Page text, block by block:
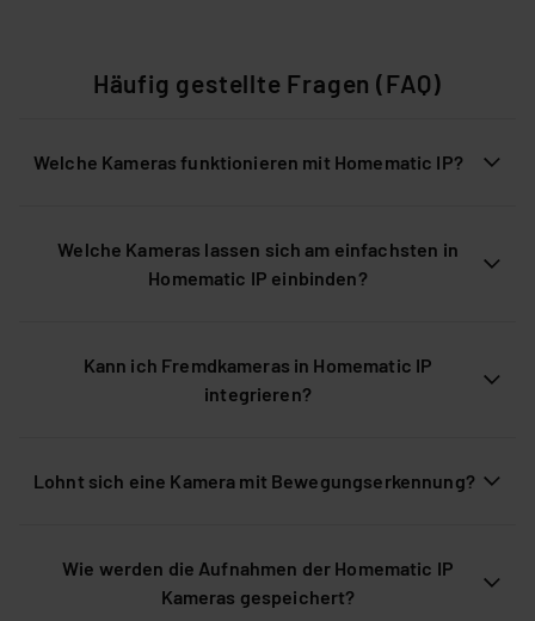
Häufig gestellte Fragen (FAQ)
Welche Kameras funktionieren mit Homematic IP?
Welche Kameras lassen sich am einfachsten in
Homematic IP einbinden?
Kann ich Fremdkameras in Homematic IP
integrieren?
Lohnt sich eine Kamera mit Bewegungserkennung?
Wie werden die Aufnahmen der Homematic IP
Kameras gespeichert?